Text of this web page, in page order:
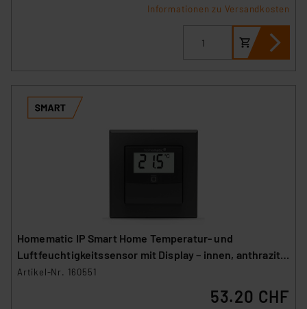
Informationen zu Versandkosten
Homematic IP Smart Home Temperatur- und
Luftfeuchtigkeitssensor mit Display – innen, anthrazit,
HmIP-STHD-A
Artikel-Nr. 160551
53.20 CHF